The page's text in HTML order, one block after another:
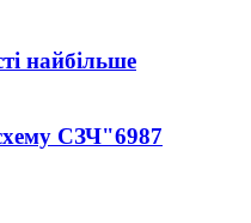
найбільше
СЗЧ"6987